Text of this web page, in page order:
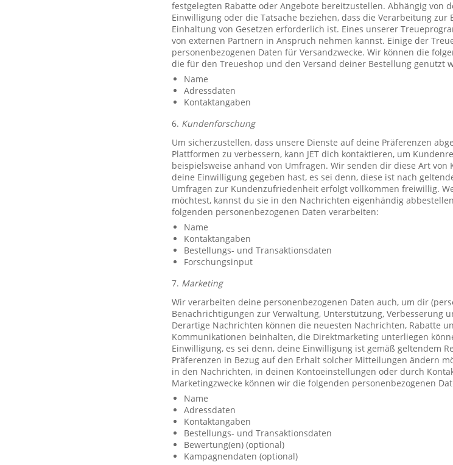
festgelegten Rabatte oder Angebote bereitzustellen. Abhängig von
Einwilligung oder die Tatsache beziehen, dass die Verarbeitung
Einhaltung von Gesetzen erforderlich ist. Eines unserer
von externen Partnern in Anspruch nehmen kannst. Einige der
personenbezogenen Daten für Versandzwecke. Wir können die
die für den Treueshop und den Versand deiner Bestellung genutzt
Name
Adressdaten
Kontaktangaben
6. Kundenforschung
Um sicherzustellen, dass unsere Dienste auf deine Präferenzen
Plattformen zu verbessern, kann JET dich kontaktieren, um
beispielsweise anhand von Umfragen. Wir senden dir diese Art
deine Einwilligung gegeben hast, es sei denn, diese ist nach
Umfragen zur Kundenzufriedenheit erfolgt vollkommen freiwillig.
möchtest, kannst du sie in den Nachrichten eigenhändig
folgenden personenbezogenen Daten verarbeiten:
Name
Kontaktangaben
Bestellungs- und Transaktionsdaten
Forschungsinput
7. Marketing
Wir verarbeiten deine personenbezogenen Daten auch, um dir
Benachrichtigungen zur Verwaltung, Unterstützung, Verbesserung
Derartige Nachrichten können die neuesten Nachrichten, Rabatte
Kommunikationen beinhalten, die Direktmarketing unterliegen
Einwilligung, es sei denn, deine Einwilligung ist gemäß geltendem
Präferenzen in Bezug auf den Erhalt solcher Mitteilungen ändern
in den Nachrichten, in deinen Kontoeinstellungen oder durch
Marketingzwecke können wir die folgenden personenbezogenen
Name
Adressdaten
Kontaktangaben
Bestellungs- und Transaktionsdaten
Bewertung(en) (optional)
Kampagnendaten (optional)